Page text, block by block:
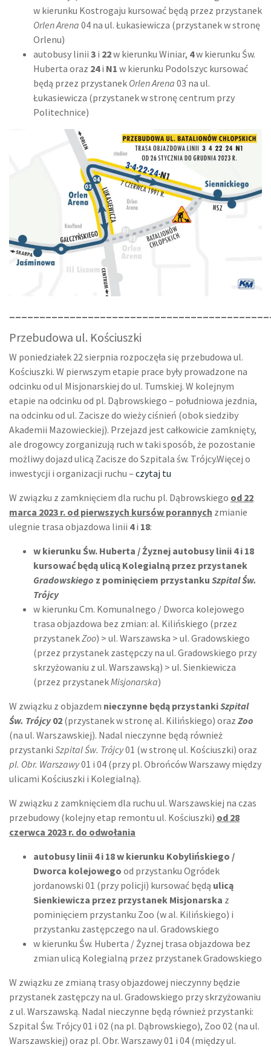
w kierunku Kostrogaju kursować będą przez przystanek
Orlen Arena 04 na ul. Łukasiewicza (przystanek w stronę
Orlenu)
autobusy linii 3 i 22w kierunku Winiar, 4w kierunku Św.
Huberta oraz 24i N1 w kierunku Podolszyc kursować
będą przez przystanek Orlen Arena 03 na ul.
Łukasiewicza (przystanek w stronę centrum przy
Politechnice)
Przebudowa ul. Kościuszki
W poniedziałek 22 sierpnia rozpoczęła się przebudowa ul.
Kościuszki. W pierwszym etapie prace były prowadzone na
odcinku od ul Misjonarskiej do ul. Tumskiej. W kolejnym
etapie na odcinku od pl. Dąbrowskiego – południowa jezdnia,
na odcinku od ul. Zacisze do wieży ciśnień (obok siedziby
Akademii Mazowieckiej). Przejazd jest całkowicie zamknięty,
ale drogowcy zorganizują ruch w taki sposób, że pozostanie
możliwy dojazd ulicą Zacisze do Szpitala św. Trójcy.Więcej o
inwestycji i organizacji ruchu – czytaj tu
W związku z zamknięciem dla ruchu pl. Dąbrowskiego od 22
marca 2023 r. od pierwszych kursów porannych zmianie
ulegnie trasa objazdowa linii 4i 18:
w kierunku Św. Huberta / Żyznej autobusy linii 4 i 18
kursować będą ulicą Kolegialną przez przystanek
Gradowskiego z pominięciem przystanku Szpital Św.
Trójcy
w kierunku Cm. Komunalnego / Dworca kolejowego
trasa objazdowa bez zmian: al. Kilińskiego (przez
przystanekZoo) > ul. Warszawska > ul. Gradowskiego
(przez przystanek zastępczy na ul. Gradowskiego przy
skrzyżowaniu z ul. Warszawską) > ul. Sienkiewicza
(przez przystanekMisjonarska)
W związku z objazdem nieczynne będą przystankiSzpital
Św. Trójcy02 (przystanek w stronę al. Kilińskiego) oraz Zoo
(na ul. Warszawskiej). Nadal nieczynne będą również
przystanki Szpital Św. Trójcy01 (w stronę ul. Kościuszki) oraz
pl. Obr. Warszawy01 i 04 (przy pl. Obrońców Warszawy między
ulicami Kościuszki i Kolegialną).
W związku z zamknięciem dla ruchu ul. Warszawskiej na czas
przebudowy (kolejny etap remontu ul. Kościuszki) od 28
czerwca 2023 r. do odwołania
autobusy linii 4 i 18 w kierunku Kobylińskiego /
Dworca kolejowego od przystanku Ogródek
jordanowski 01 (przy policji) kursować będą ulicą
Sienkiewicza przez przystanek Misjonarska z
pominięciem przystanku Zoo (w al. Kilińskiego) i
przystanku zastępczego na ul. Gradowskiego
w kierunku Św. Huberta / Żyznej trasa objazdowa bez
zmian ulicą Kolegialną przez przystanek Gradowskiego
W związku ze zmianą trasy objazdowej nieczynny będzie
przystanek zastępczy na ul. Gradowskiego przy skrzyżowaniu
z ul. Warszawską. Nadal nieczynne będą również przystanki:
Szpital Św. Trójcy 01 i 02 (na pl. Dąbrowskiego), Zoo 02 (na ul.
Warszawskiej) oraz pl. Obr. Warszawy 01 i 04 (między ul.